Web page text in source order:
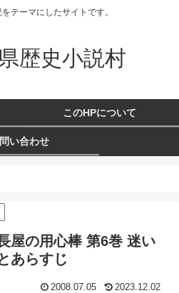
テーマにしたサイトです。
歴史小説村
このHPについて
い合わせ
屋の用心棒 第6巻 迷い
あらすじ
2008.07.05 2023.12.02